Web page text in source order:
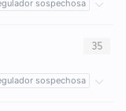
sospechosa
sospechosa
35